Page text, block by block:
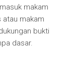
makam
atau makam
bukti
dasar.